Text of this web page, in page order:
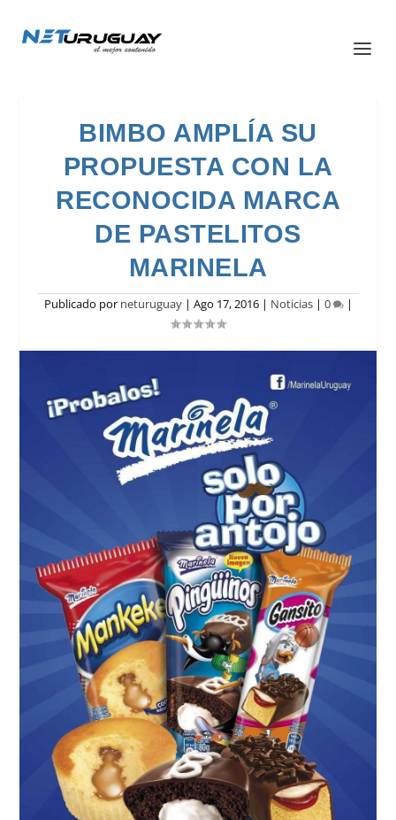
BIMBO AMPLÍA SU
PROPUESTA CON LA
RECONOCIDA MARCA
DE PASTELITOS
MARINELA
Publicado por neturuguay| Ago 17, 2016| Noticias| 0 |